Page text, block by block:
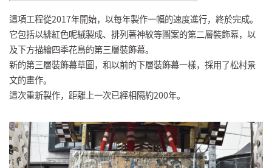
這項工程從2017年開始，以每年製作一幅的速度進行，終於完成。
它包括以緋紅色呢絨製成、排列著神紋等圖案的第二層裝飾幕，以
及下方描繪四季花鳥的第三層裝飾幕。
新的第三層裝飾幕草圖，和以前的下層裝飾幕一樣，採用了松村景
文的畫作。
這次重新製作，距離上一次已經相隔約200年。